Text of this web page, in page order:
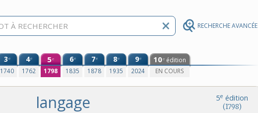
RECHERCHE AVANCÉE
3e
1740
4e
1762
5e
1798
6e
1835
7e
1878
8e
1935
9e
2024
10e édition
EN COURS
5e édition
(1798)
langage